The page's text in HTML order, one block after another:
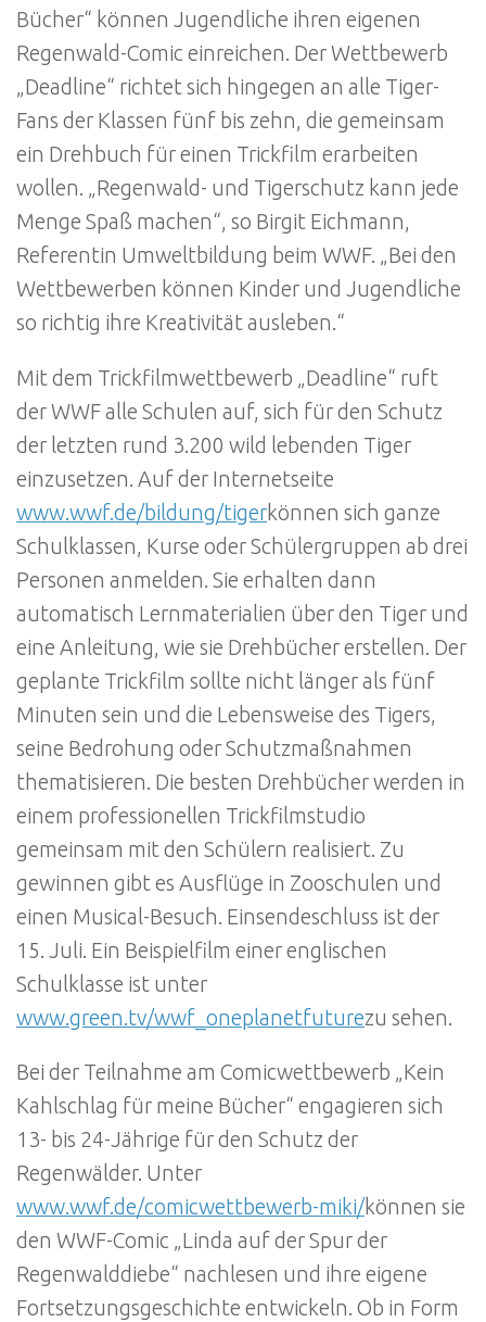
Bücher“ können Jugendliche ihren eigenen
Regenwald-Comic einreichen. Der Wettbewerb
„Deadline“ richtet sich hingegen an alle Tiger-
Fans der Klassen fünf bis zehn, die gemeinsam
ein Drehbuch für einen Trickfilm erarbeiten
wollen. „Regenwald- und Tigerschutz kann jede
Menge Spaß machen“, so Birgit Eichmann,
Referentin Umweltbildung beim WWF. „Bei den
Wettbewerben können Kinder und Jugendliche
so richtig ihre Kreativität ausleben.“
Mit dem Trickfilmwettbewerb „Deadline“ ruft
der WWF alle Schulen auf, sich für den Schutz
der letzten rund 3.200 wild lebenden Tiger
einzusetzen. Auf der Internetseite
www.wwf.de/bildung/tigerkönnen sich ganze
Schulklassen, Kurse oder Schülergruppen ab drei
Personen anmelden. Sie erhalten dann
automatisch Lernmaterialien über den Tiger und
eine Anleitung, wie sie Drehbücher erstellen. Der
geplante Trickfilm sollte nicht länger als fünf
Minuten sein und die Lebensweise des Tigers,
seine Bedrohung oder Schutzmaßnahmen
thematisieren. Die besten Drehbücher werden in
einem professionellen Trickfilmstudio
gemeinsam mit den Schülern realisiert. Zu
gewinnen gibt es Ausflüge in Zooschulen und
einen Musical-Besuch. Einsendeschluss ist der
15. Juli. Ein Beispielfilm einer englischen
Schulklasse ist unter
www.green.tv/wwf_oneplanetfuturezu sehen.
Bei der Teilnahme am Comicwettbewerb „Kein
Kahlschlag für meine Bücher“ engagieren sich
13- bis 24-Jährige für den Schutz der
Regenwälder. Unter
www.wwf.de/comicwettbewerb-miki/können sie
den WWF-Comic „Linda auf der Spur der
Regenwalddiebe“ nachlesen und ihre eigene
Fortsetzungsgeschichte entwickeln. Ob in Form